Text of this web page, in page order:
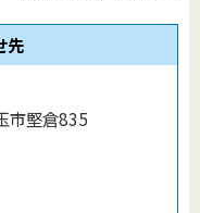
先
市堅倉835